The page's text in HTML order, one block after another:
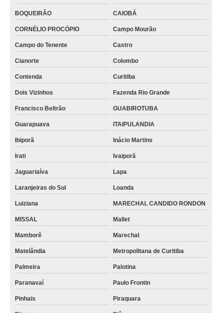
BOQUEIRÃO CAIOBÁ
CORNÉLIO PROCÓPIO Campo Mourão
Campo do Tenente Castro
Cianorte Colombo
Contenda Curitiba
Dois Vizinhos Fazenda Rio Grande
Francisco Beltrão GUABIROTUBA
Guarapuava ITAIPULANDIA
Ibiporã Inácio Martins
Irati Ivaiporã
Jaguariaíva Lapa
Laranjeiras do Sul Loanda
Luiziana MARECHAL CANDIDO RONDON
MISSAL Mallet
Mamborê Marechal
Matelândia Metropolitana de Curitiba
Palmeira Palotina
Paranavaí Paulo Frontin
Pinhais Piraquara